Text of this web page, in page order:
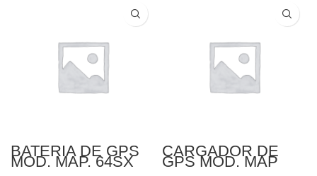
BATERIA DE GPS
MOD. MAP. 64SX
GARMIN
CARGADOR DE
GPS MOD. MAP
64SX GARMIN